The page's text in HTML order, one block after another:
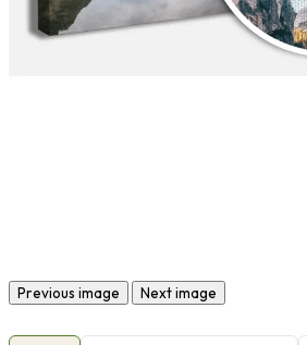
Previous image Next image